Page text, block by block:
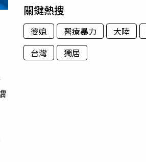
關鍵熱搜
婆媳 醫療暴力 大陸
台灣
獨居